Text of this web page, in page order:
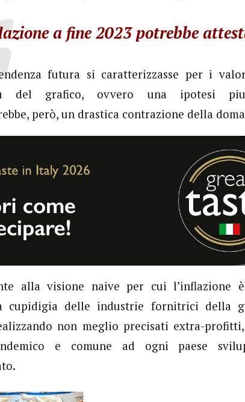
a fine 2023 potrebbe
futura si caratterizzasse per i
del grafico, ovvero una ipotesi
però, un drastica contrazione della
alla visione naive per cui l’inflazione
cupidigia delle industrie fornitrici della
non meglio precisati extra-
e comune ad ogni paese